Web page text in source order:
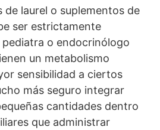
de laurel o suplementos de
ser estrictamente
o endocrinólogo
un metabolismo
sensibilidad a ciertos
más seguro integrar
cantidades dentro
que administrar